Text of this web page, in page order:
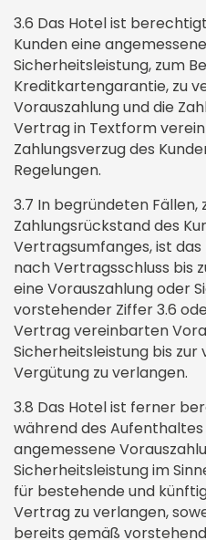
3.6 Das Hotel ist
Kunden eine
Sicherheitsleistung, zum
Kreditkartengarantie, zu
Vorauszahlung und die
Vertrag in Textform
Zahlungsverzug des
Regelungen.
3.7 In begründeten Fällen,
Zahlungsrückstand des
Vertragsumfanges, ist
nach Vertragsschluss bis
eine Vorauszahlung oder
vorstehender Ziffer 3.6
Vertrag vereinbarten
Sicherheitsleistung bis
Vergütung zu verlangen.
3.8 Das Hotel ist ferner
während des
angemessene
Sicherheitsleistung im
für bestehende und
Vertrag zu verlangen,
bereits gemäß